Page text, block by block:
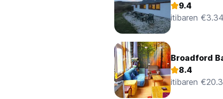
9.4
itibaren
Broadford
8.4
itibaren